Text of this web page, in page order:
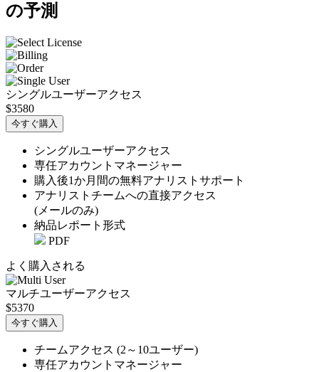
の予測
シングルユーザーアクセス
$3580
今すぐ購入
シングルユーザーアクセス
専任アカウントマネージャー
購入後1か月間の無料アナリストサポート
アナリストチームへの直接アクセス
(メールのみ)
納品レポート形式
PDF
よく購入される
マルチユーザーアクセス
$5370
今すぐ購入
チームアクセス (2～10ユーザー)
専任アカウントマネージャー